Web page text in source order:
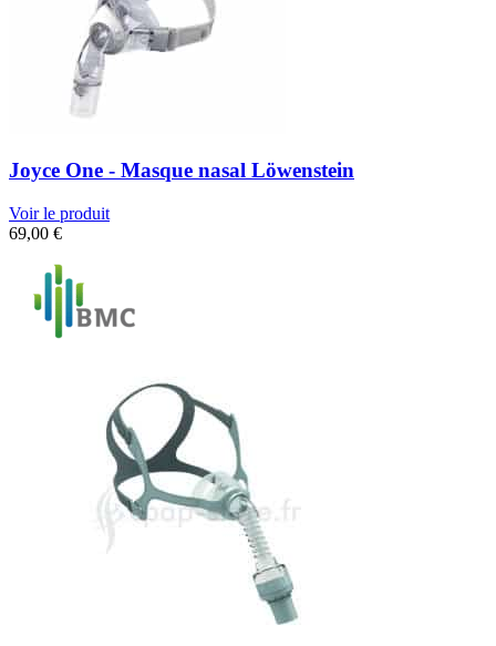
Joyce One - Masque nasal Löwenstein
Voir le produit
69,00 €